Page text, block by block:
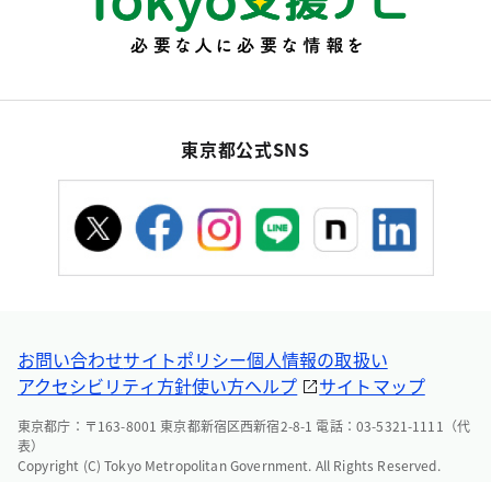
東京都公式SNS
お問い合わせサイトポリシー個人情報の取扱い
アクセシビリティ方針使い方ヘルプ サイトマップ
東京都庁：〒163-8001 東京都新宿区西新宿2-8-1 電話：03-5321-1111（代
表）
Copyright (C) Tokyo Metropolitan Government. All Rights Reserved.